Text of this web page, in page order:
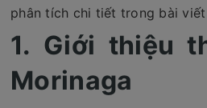
phân tích chi tiết trong bài
1. Giới thiệu
Morinaga